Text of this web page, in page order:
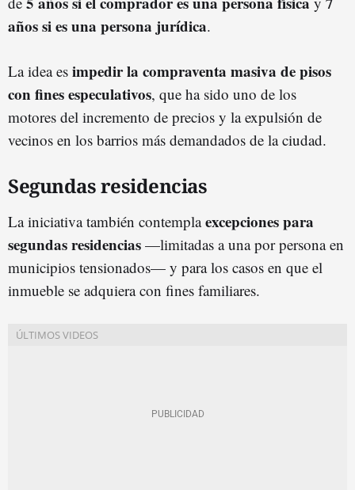
años si es una persona jurídica.
La idea es impedir la compraventa masiva de pisos
con fines especulativos, que ha sido uno de los
motores del incremento de precios y la expulsión de
vecinos en los barrios más demandados de la ciudad.
Segundas residencias
La iniciativa también contemplaexcepciones para
segundas residencias —limitadas a una por persona en
municipios tensionados— y para los casos en que el
inmueble se adquiera con fines familiares.